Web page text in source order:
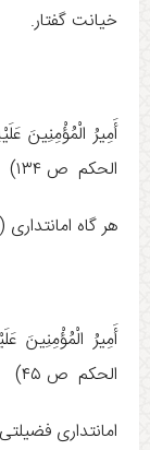
خیانت گفتار.
أَمِيرُ الْمُؤْمِنِينَ
الحكم ص ۱۳۴)
هر گاه
أَمِيرُ الْمُؤْمِنِينَ
الحكم ص ۴۵)
امانتدارى